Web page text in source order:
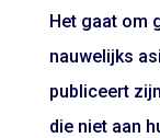
Het gaat om
nauwelijks
publiceert
die niet aan